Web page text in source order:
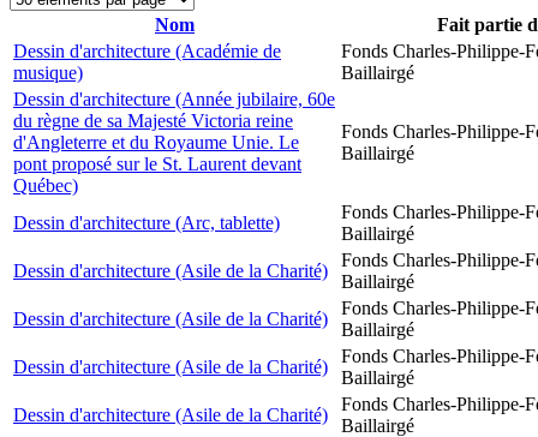
Nom
Fait partie
Dessin d'architecture (Académie de
musique)
Fonds Charles-Philippe-
Baillairgé
Dessin d'architecture (Année jubilaire, 60e
du règne de sa Majesté Victoria reine
d'Angleterre et du Royaume Unie. Le
pont proposé sur le St. Laurent devant
Québec)
Fonds Charles-Philippe-
Baillairgé
Dessin d'architecture (Arc, tablette)
Fonds Charles-Philippe-
Baillairgé
Dessin d'architecture (Asile de la Charité)
Fonds Charles-Philippe-
Baillairgé
Dessin d'architecture (Asile de la Charité)
Fonds Charles-Philippe-
Baillairgé
Dessin d'architecture (Asile de la Charité)
Fonds Charles-Philippe-
Baillairgé
Dessin d'architecture (Asile de la Charité)
Fonds Charles-Philippe-
Baillairgé